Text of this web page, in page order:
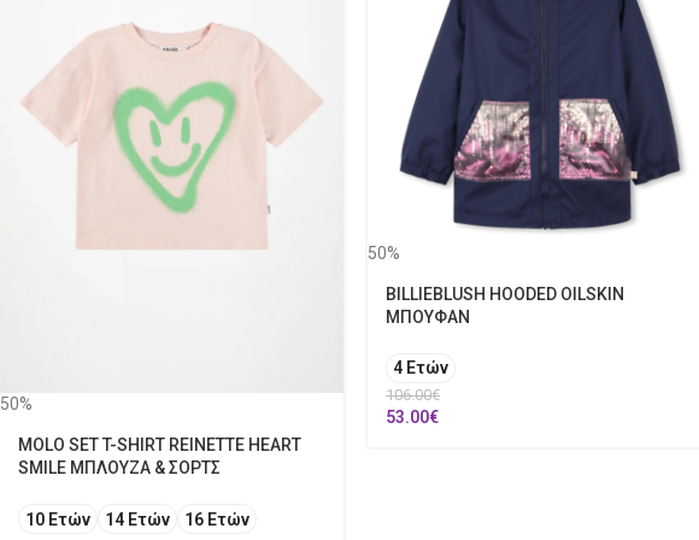
50%
MOLO SET T-SHIRT REINETTE HEART
SMILE ΜΠΛΟΥΖΑ & ΣΟΡΤΣ
10 Ετών 14 Ετών 16 Ετών
50%
BILLIEBLUSH HOODED OILSKIN
ΜΠΟΥΦΑΝ
4 Ετών
106.00€
53.00€